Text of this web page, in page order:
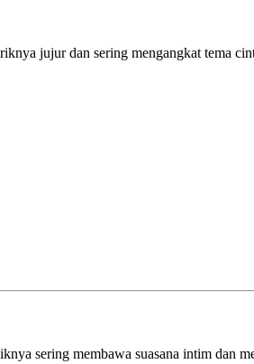
jujur dan sering mengangkat tema
sering membawa suasana intim dan